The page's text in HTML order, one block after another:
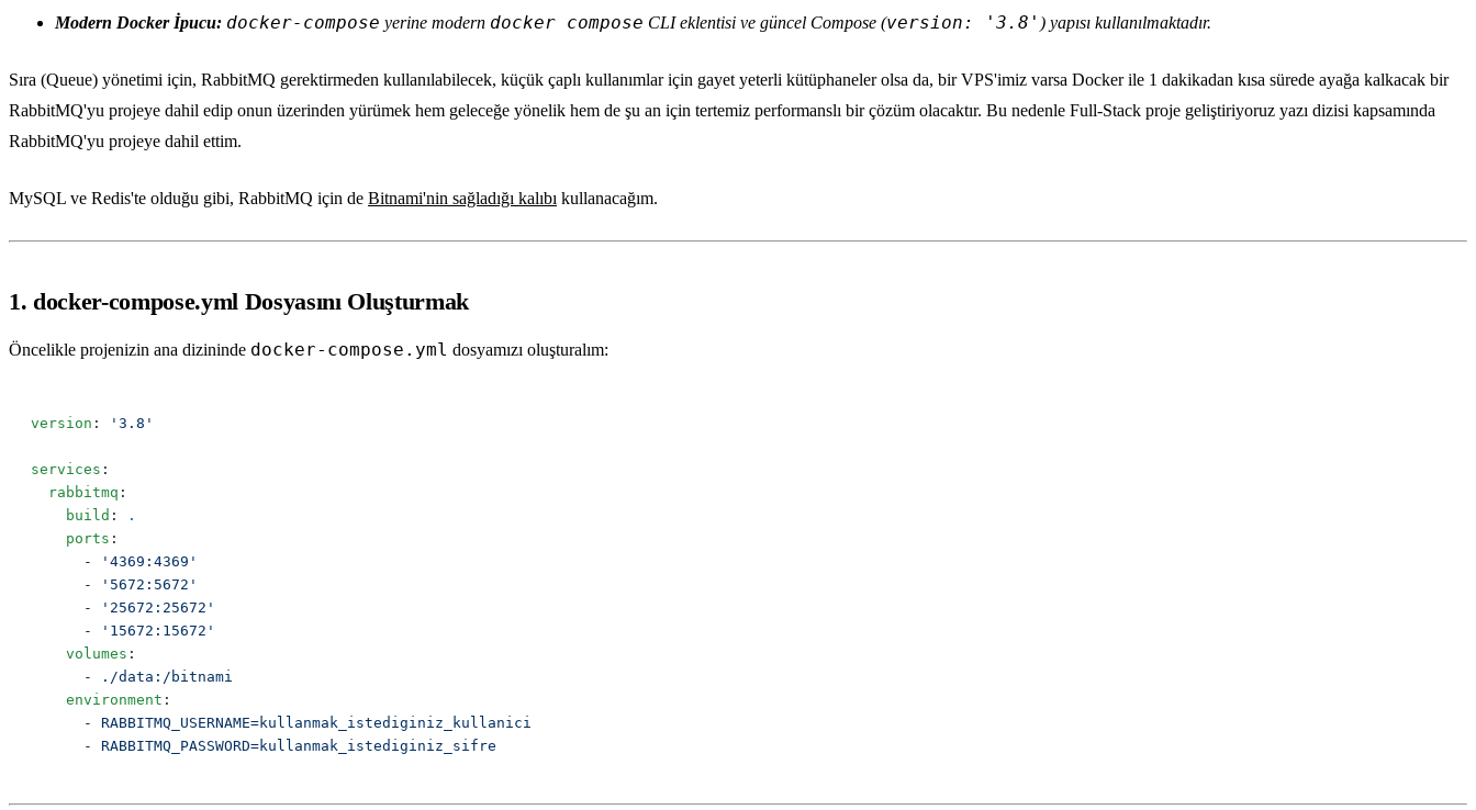
Modern Docker İpucu: docker-compose yerine modern docker compose CLI eklentisi ve güncel Compose (version: '3.8' ) yapısı kullanılmaktadır.
Sıra (Queue) yönetimi için, RabbitMQ gerektirmeden kullanılabilecek, küçük çaplı kullanımlar için gayet yeterli kütüphaneler olsa da, bir VPS'imiz varsa Docker ile 1 dakikadan kısa sürede ayağa kalkacak bir
RabbitMQ'yu projeye dahil edip onun üzerinden yürümek hem geleceğe yönelik hem de şu an için tertemiz performanslı bir çözüm olacaktır. Bu nedenle Full-Stack proje geliştiriyoruz yazı dizisi kapsamında
RabbitMQ'yu projeye dahil ettim.
MySQL ve Redis'te olduğu gibi, RabbitMQ için de Bitnami'nin sağladığı kalıbı kullanacağım.
1. docker-compose.yml Dosyasını Oluşturmak
Öncelikle projenizin ana dizininde docker-compose.yml dosyamızı oluşturalım:
version :
services
  rabbitmq
    build
:
    ports
      -
      -
      -
      -
    volumes
      -
    environment
      -
      -